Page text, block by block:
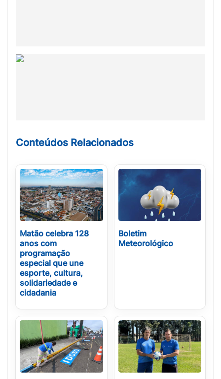
Conteúdos Relacionados
Matão celebra 128
anos com
programação
especial que une
esporte, cultura,
solidariedade e
cidadania
Boletim
Meteorológico